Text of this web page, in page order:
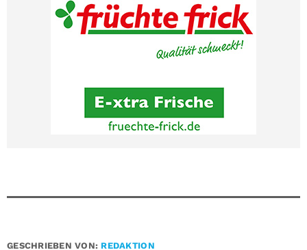
GESCHRIEBEN VON: REDAKTION